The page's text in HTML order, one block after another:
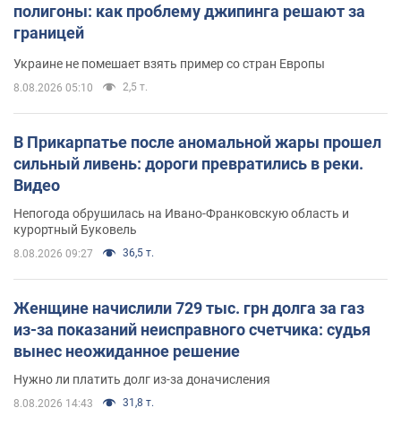
полигоны: как проблему джипинга решают за
границей
Украине не помешает взять пример со стран Европы
8.08.2026 05:10 2,5 т.
В Прикарпатье после аномальной жары прошел
сильный ливень: дороги превратились в реки.
Видео
Непогода обрушилась на Ивано-Франковскую область и
курортный Буковель
8.08.2026 09:27 36,5 т.
Женщине начислили 729 тыс. грн долга за газ
из-за показаний неисправного счетчика: судья
вынес неожиданное решение
Нужно ли платить долг из-за доначисления
8.08.2026 14:43 31,8 т.